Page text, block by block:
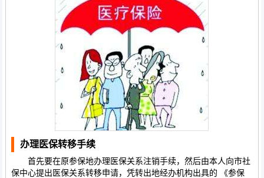
办理医保转移手续
首先要在原参保地办理医保关系注销手续，然后由本人向市社
保中心提出医保关系转移申请，凭转出地经办机构出具的 《参保